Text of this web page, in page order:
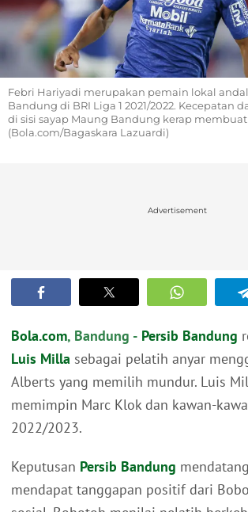
Febri Hariyadi merupakan pemain lokal
Bandung di BRI Liga 1 2021/2022. Kecepatan
di sisi sayap Maung Bandung kerap
(Bola.com/Bagaskara Lazuardi)
Advertisement
Bola.com, Bandung - Persib Bandung
Luis Milla sebagai pelatih anyar
Alberts yang memilih mundur. Luis
memimpin Marc Klok dan kawan-
2022/2023.
Keputusan Persib Bandung
mendapat tanggapan positif dari